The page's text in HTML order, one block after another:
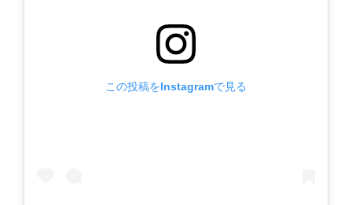
この投稿をInstagramで見る